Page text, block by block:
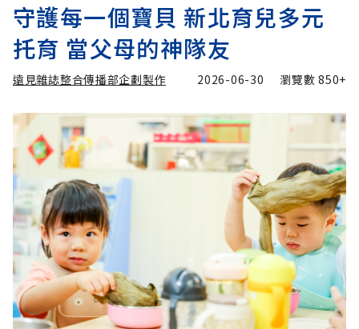
守護每一個寶貝 新北育兒多元
托育 當父母的神隊友
遠見雜誌整合傳播部企劃製作 2026-06-30 瀏覽數850+